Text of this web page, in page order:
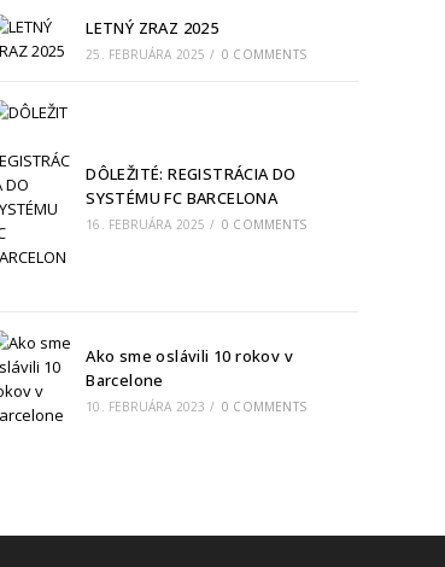
LETNÝ ZRAZ 2025
25. FEBRUÁRA 2025 / 0 COMMENTS
DÔLEŽITÉ: REGISTRÁCIA DO
SYSTÉMU FC BARCELONA
16. FEBRUÁRA 2025 / 0 COMMENTS
Ako sme oslávili 10 rokov v
Barcelone
10. FEBRUÁRA 2023 / 0 COMMENTS